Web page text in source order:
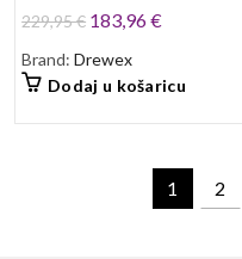
229,95€ Izvorna
bila
183,96€
je:
Brand:Drewex
Dodaj u košaricu
1 2